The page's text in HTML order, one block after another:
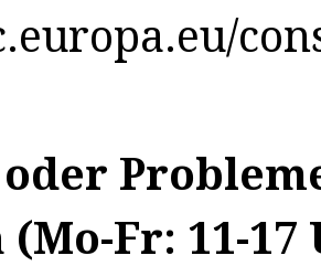
Fr: 11-17